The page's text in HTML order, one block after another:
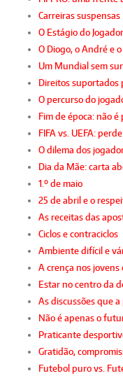
Carreiras suspensas
O Estágio do
O Diogo, o André e
Um Mundial sem
Direitos suportados
O percurso do
Fim de época: não
FIFA vs. UEFA:
O dilema dos
Dia da Mãe: carta
1.º de maio
25 de abril e o
As receitas das
Ciclos e contraciclos
Ambiente difícil e
A crença nos
Estar no centro da
As discussões que
Não é apenas o
Praticante
Gratidão,
Futebol puro vs.